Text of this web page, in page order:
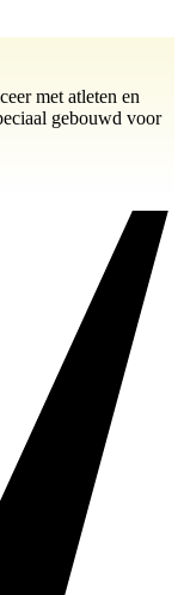
met atleten en
gebouwd voor